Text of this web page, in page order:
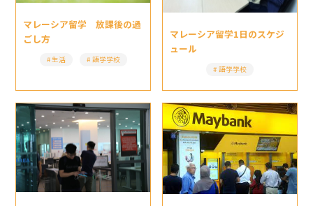
マレーシア留学 放課後の過
ごし方
生活 語学学校
マレーシア留学1日のスケジ
ュール
語学学校